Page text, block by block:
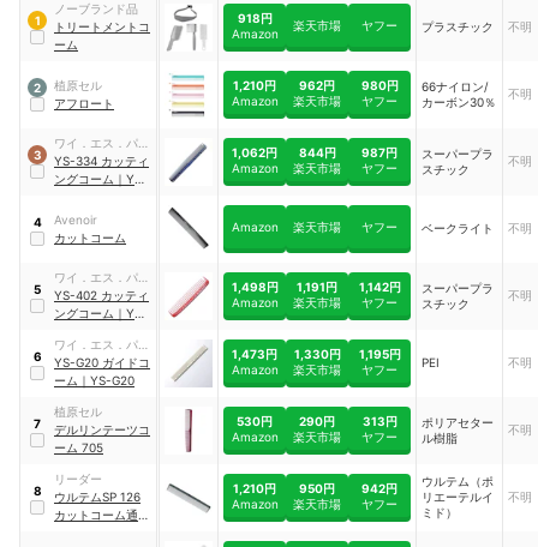
1
ノーブランド品
トリートメントコ
ーム
918円
Amazon
楽天市場 ヤフー プラスチック 不明
2
植原セル
アフロート
1,210円
Amazon
962円
楽天市場
980円
ヤフー
66ナイロン/
カーボン30％
不明
3
ワイ．エス．パー
クプロフェッショ
ナル
YS-334 カッティ
ングコーム ｜ YS-
1,062円
Amazon
844円
楽天市場
987円
ヤフー
スーパープラ
スチック
不明
4
Avenoir
カットコーム
Amazon 楽天市場 ヤフー ベークライト 不明
5
ワイ．エス．パー
クプロフェッショ
ナル
YS-402 カッティ
ングコーム ｜ YS-
1,498円
Amazon
1,191円
楽天市場
1,142円
ヤフー
スーパープラ
スチック
不明
6
ワイ．エス．パー
ク プロフェッショ
ナル
YS-G20 ガイドコ
ーム ｜ YS-G20
1,473円
Amazon
1,330円
楽天市場
1,195円
ヤフー
PEI 不明
7
植原セル
デルリンテーツコ
ーム 705
530円
Amazon
290円
楽天市場
313円
ヤフー
ポリアセター
ル樹脂
不明
8
リーダー
ウルテムSP 126
カットコーム通し
1,210円
Amazon
950円
楽天市場
942円
ヤフー
ウルテム（ポ
リエーテルイ
ミド）
不明